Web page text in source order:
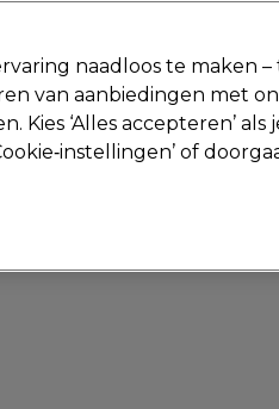
Elektra Beauty Salon
naadloos te maken
van aanbiedingen met
‘Alles accepteren’
of